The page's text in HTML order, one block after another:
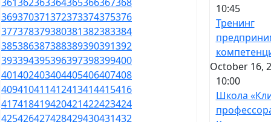
369370371372373374375376
377378379380381382383384
385386387388389390391392
393394395396397398399400
401402403404405406407408
409410411412413414415416
417418419420421422423424
425426427428429430431432
10:45
Тренинг
October 16,
10:00
Школа